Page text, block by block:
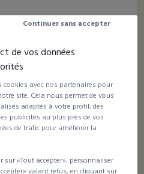
avis
savon Tork® (S1)
de vos données
avec nos partenaires pour
site. Cela nous permet de vous
adaptés à votre profil, des
publicités au plus près de vos
de trafic pour améliorer la
«Tout accepter», personnaliser
valant refus, en cliquant sur
Continuer sans accepter